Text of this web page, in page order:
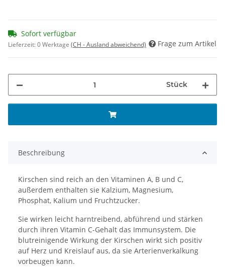
Sofort verfügbar
Lieferzeit:0 Werktage (CH - Ausland abweichend) Frage zum Artikel
Stück
Beschreibung
Kirschen sind reich an den Vitaminen A, B und C,
außerdem enthalten sie Kalzium, Magnesium,
Phosphat, Kalium und Fruchtzucker.
Sie wirken leicht harntreibend, abführend und stärken
durch ihren Vitamin C-Gehalt das Immunsystem. Die
blutreinigende Wirkung der Kirschen wirkt sich positiv
auf Herz und Kreislauf aus, da sie Arterienverkalkung
vorbeugen kann.